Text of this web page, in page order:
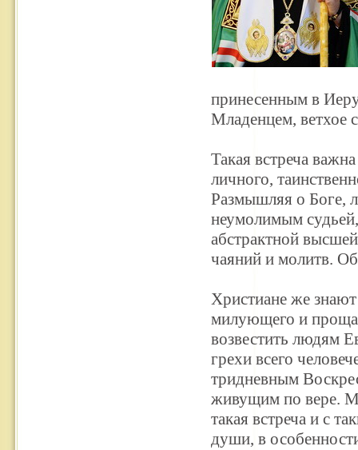
принесенным в
Младенцем, ветхое
Такая встреча
личного,
Размышляя о Боге,
неумолимым
абстрактной
чаяний и молитв.
Христиане же
милующего и
возвестить людям
грехи всего
тридневным
живущим по вере.
такая встреча и с
души, в